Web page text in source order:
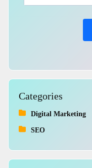
Categories
Digital Marketing
SEO